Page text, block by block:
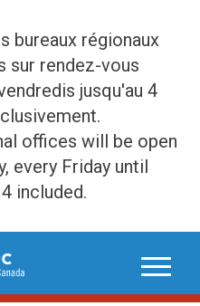
bureaux régionaux
sur rendez-vous
jusqu'au 4
offices will be open
every Friday until
included.